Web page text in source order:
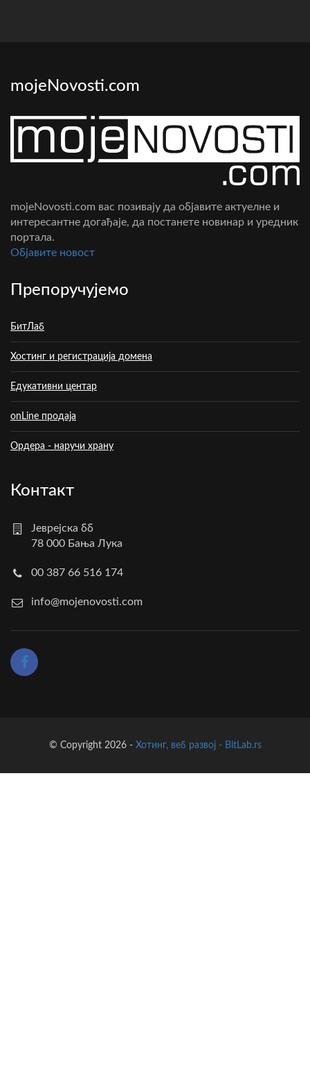
mojeNovosti.com
mojeNovosti.com вас позивају да објавите актуелне и
интересантне догађаје, да постанете новинар и уредник
портала.
Oбјавите новост
Препоручујемо
БитЛаб
Хостинг и регистрација домена
Едукативни центар
onLine продаја
Ордера - наручи храну
Контакт
Јеврејска бб
78 000 Бања Лука
00 387 66 516 174
info@mojenovosti.com
© Copyright 2026 - Хотинг, веб развој - BitLab.rs